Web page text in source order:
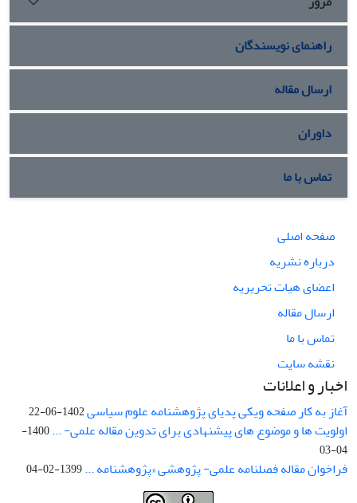
راهنمای نویسندگان
ارسال مقاله
داوران
تماس با ما
صفحه اصلی
درباره نشریه
اعضای هیات تحریریه
ارسال مقاله
تماس با ما
نقشه سایت
اخبار و اعلانات
آغاز به کار صفحه ویکی پدیای پژوهشنامه علوم سیاسی1402-06-22
اولویت ها و موضوع های پیشنهادی برای تدوین مقاله علمی- ...
1400-
04-03
فراخوان مقاله فصلنامه علمی- پژوهشی «پژوهشنامه ...1399-02-04